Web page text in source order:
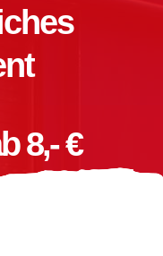
8,- €